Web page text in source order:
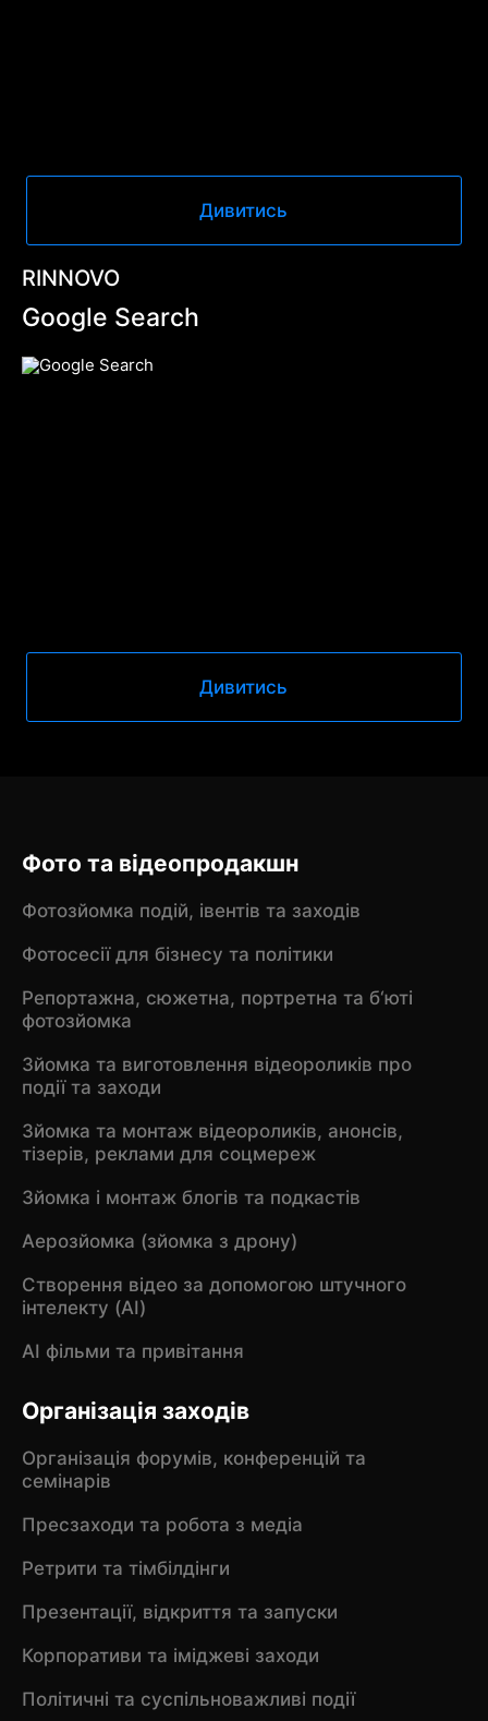
Дивитись
RINNOVO
Google Search
Дивитись
Фото та відеопродакшн
Фотозйомка подій, івентів та заходів
Фотосесії для бізнесу та політики
Репортажна, сюжетна, портретна та б‘юті
фотозйомка
Зйомка та виготовлення відеороликів про
події та заходи
Зйомка та монтаж відеороликів, анонсів,
тізерів, реклами для соцмереж
Зйомка і монтаж блогів та подкастів
Аерозйомка (зйомка з дрону)
Створення відео за допомогою штучного
інтелекту (AI)
AI фільми та привітання
Організація заходів
Організація форумів, конференцій та
семінарів
Пресзаходи та робота з медіа
Ретрити та тімбілдінги
Презентації, відкриття та запуски
Корпоративи та іміджеві заходи
Політичні та суспільноважливі події